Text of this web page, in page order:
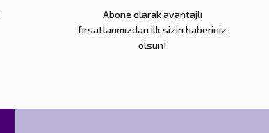
Abone olarak avantajlı
fırsatlarımızdan ilk sizin haberiniz
olsun!